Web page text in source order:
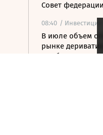
Совет
08:40 / Инвестиции
В июле объем
рынке
Мосбиржи